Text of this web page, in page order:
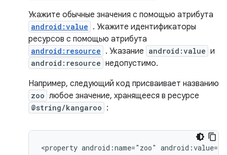
Укажите обычные значения с помощью атрибута
android:value . Укажите идентификаторы
ресурсов с помощью атрибута
android:resource . Указание android:value и
android:resource недопустимо.
Например, следующий код присваивает названию
zoo любое значение, хранящееся в ресурсе
@string/kangaroo :
<property android:name="zoo"